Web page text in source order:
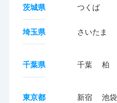
茨城県 つくば
埼玉県 さいたま
千葉県 千葉 柏
東京都 新宿 池袋